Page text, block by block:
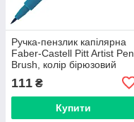
Ручка-пензлик капілярна
Faber-Castell Pitt Artist Pen
Brush, колір бірюзовий
111 ₴
Купити